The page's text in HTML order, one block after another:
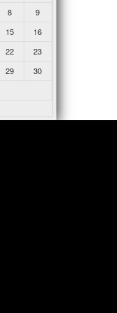
8
9
15
16
22
23
29
30